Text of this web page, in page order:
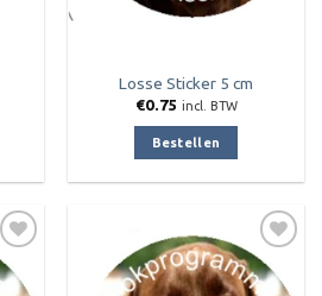
Losse Sticker 5 cm
€0.75 incl. BTW
Bestellen